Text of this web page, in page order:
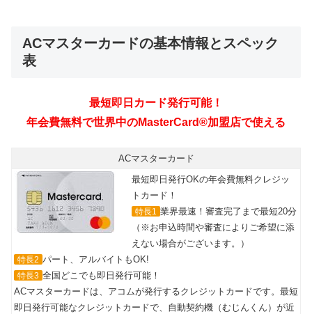
ACマスターカードの基本情報とスペック
表
最短即日カード発行可能！
年会費無料で世界中のMasterCard®加盟店で使える
ACマスターカード
最短即日発行OKの年会費無料クレジッ
トカード！
特長1 業界最速！審査完了まで最短20分
（※お申込時間や審査によりご希望に添
えない場合がございます。）
特長2 パート、アルバイトもOK!
特長3 全国どこでも即日発行可能！
ACマスターカードは、アコムが発行するクレジットカードです。最短
即日発行可能なクレジットカードで、自動契約機（むじんくん）が近